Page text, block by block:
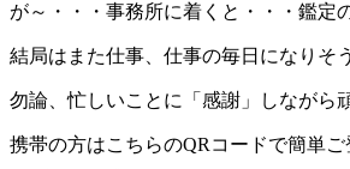
が～・・・事務所に着くと・・・鑑定
結局はまた仕事、仕事の毎日になりそ
勿論、忙しいことに「感謝」しながら
携帯の方はこちらのQRコードで簡単ご